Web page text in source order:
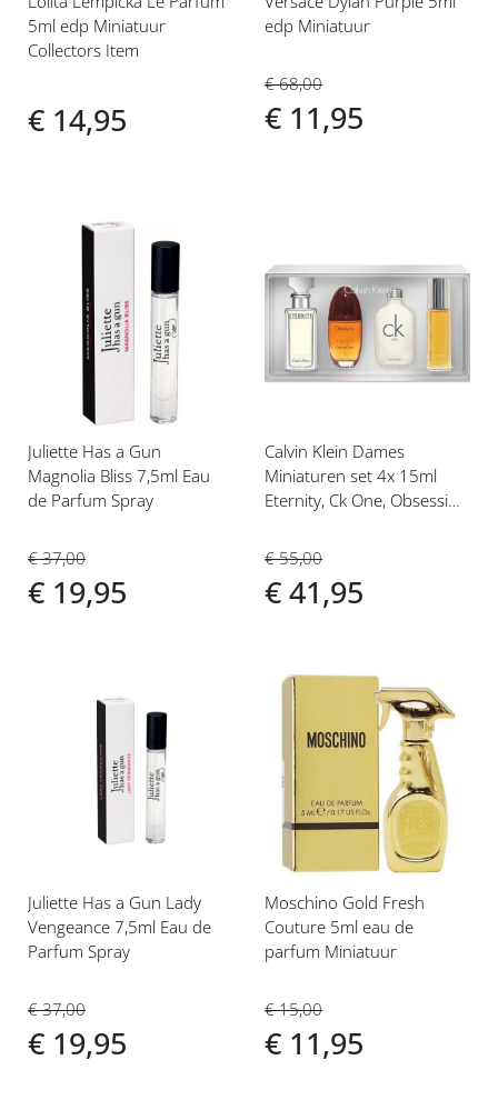
5ml edp Miniatuur
Collectors Item
€ 14,95
edp Miniatuur
€ 68,00
€ 11,95
Voeg
verlanglijst
Juliette Has a Gun
Magnolia Bliss 7,5ml Eau
de Parfum Spray
€ 37,00
€ 19,95
Voeg
toe
aan
verlanglijst
Calvin Klein Dames
Miniaturen set 4x 15ml
Eternity, Ck One, Obsession
€ 55,00
€ 41,95
verlanglijst
Juliette Has a Gun Lady
Vengeance 7,5ml Eau de
Parfum Spray
€ 37,00
€ 19,95
Voeg
toe
aan
verlanglijst
Moschino Gold Fresh
Couture 5ml eau de
parfum Miniatuur
€ 15,00
€ 11,95